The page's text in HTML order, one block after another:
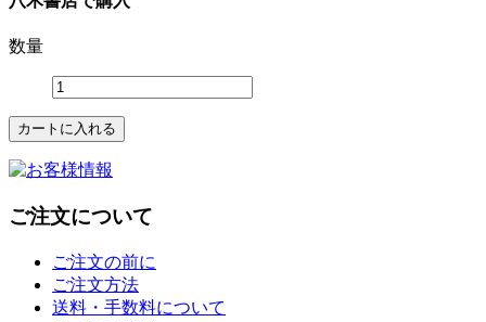
数量
ご注文について
ご注文の前に
ご注文方法
送料・手数料について